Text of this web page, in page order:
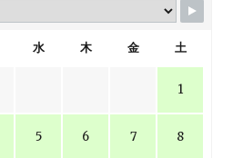
水 木 金 土
1
5 6 7 8